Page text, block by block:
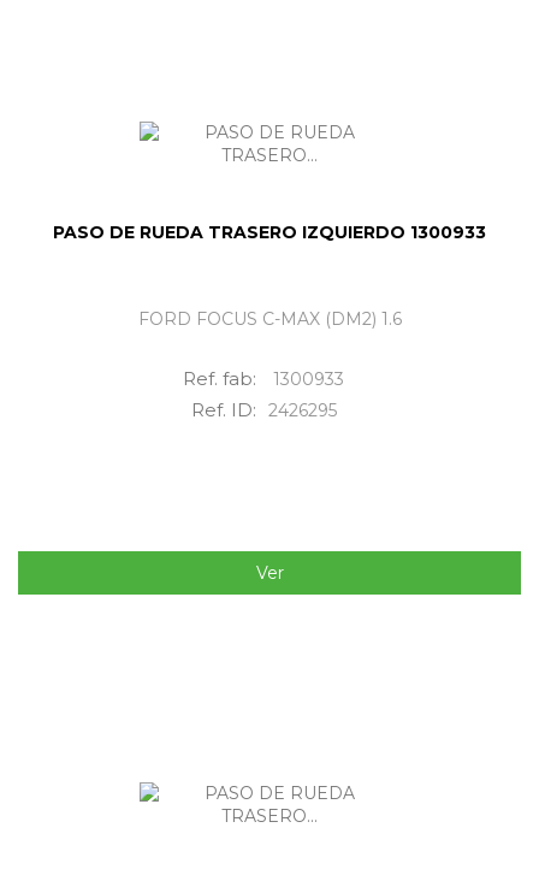
PASO DE RUEDA TRASERO IZQUIERDO 1300933
FORD FOCUS C-MAX (DM2) 1.6
Ref. fab: 1300933
Ref. ID: 2426295
Ver